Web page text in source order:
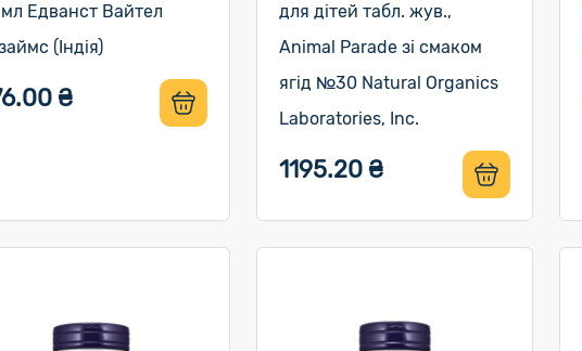
Едванст Вайтел
(Індія)
₴
для дітей табл. жув.,
Animal Parade зі смаком
ягід №30 Natural Organics
Laboratories, Inc.
1195.20 ₴